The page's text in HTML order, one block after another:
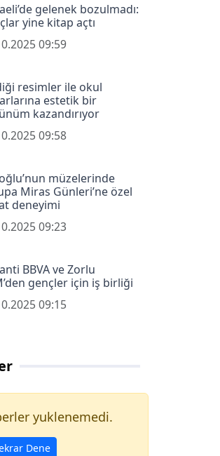
gelenek bozulmadı:
yine kitap açtı
09:59
resimler ile okul
estetik bir
kazandırıyor
09:58
müzelerinde
Miras Günleri’ne özel
deneyimi
09:23
BBVA ve Zorlu
gençler için iş birliği
09:15
yuklenemedi.
Dene